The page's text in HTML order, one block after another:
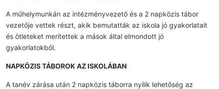
A műhelymunkán az intézményvezető és a 2 napközis tábor
vezetője vettek részt, akik bemutatták az iskola jó gyakorlatait
és ötleteket merítettek a mások által elmondott jó
gyakorlatokból.
NAPKÖZIS TÁBOROK AZ ISKOLÁBAN
A tanév zárása után 2 napközis táborra nyílik lehetőség az